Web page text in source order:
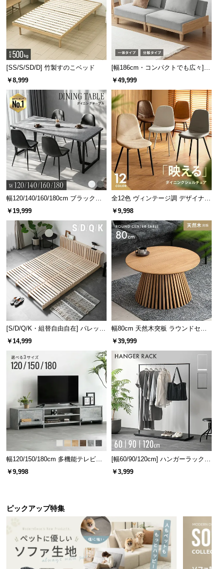
[SS/S/SD/D] 竹製すのこベッド
￥8,999
[幅186cm・コンパクトでも広々] 3
人掛けソファベッド リクライニン
￥49,999
幅120/140/160/180cm ブラックフ
レーム ダイニング 大理石調 4人掛
￥19,999
全12色 ヴィンテージ調 デザイナー
ズシェルチェア
￥9,998
[S/D/Q/K・組替自由自在] パレット
ベッド 8/12/16枚セット
￥14,999
幅80cm 天然木突板 ラウンドセン
ターテーブル 美しい格子デザイン
￥39,999
幅120/150/180cm 多機能テレビボ
ード 木目/石目調 オープン収納・
引き出し収納付き
￥9,998
[幅60/90/120cm] ハンガーラック
スチール 4段階高さ調節 サイドフ
ック オープンラック シンプル
￥3,999
ピックアップ特集